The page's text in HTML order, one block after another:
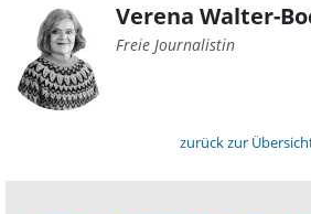
Verena Walter-
Freie Journalistin
zurück zur